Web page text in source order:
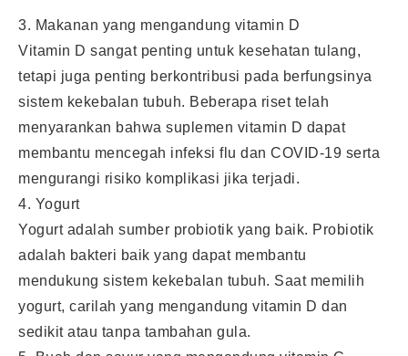
3. Makanan yang mengandung vitamin D
Vitamin D sangat penting untuk kesehatan tulang,
tetapi juga penting berkontribusi pada berfungsinya
sistem kekebalan tubuh. Beberapa riset telah
menyarankan bahwa suplemen vitamin D dapat
membantu mencegah infeksi flu dan COVID-19 serta
mengurangi risiko komplikasi jika terjadi.
4. Yogurt
Yogurt adalah sumber probiotik yang baik. Probiotik
adalah bakteri baik yang dapat membantu
mendukung sistem kekebalan tubuh. Saat memilih
yogurt, carilah yang mengandung vitamin D dan
sedikit atau tanpa tambahan gula.